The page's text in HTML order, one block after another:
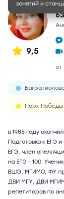
занятий и
9,5
от
Парк Победы
в 1985 году
Подготовка к ЕГЭ
ЕГЭ, член
на ЕГЭ - 100.
ВШЭ, МГИМО, ФУ
ДВИ МГУ, ДВИ
репетиторов по